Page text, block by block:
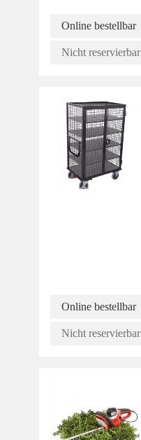
Online bestellbar
Nicht reservierbar
Online bestellbar
Nicht reservierbar